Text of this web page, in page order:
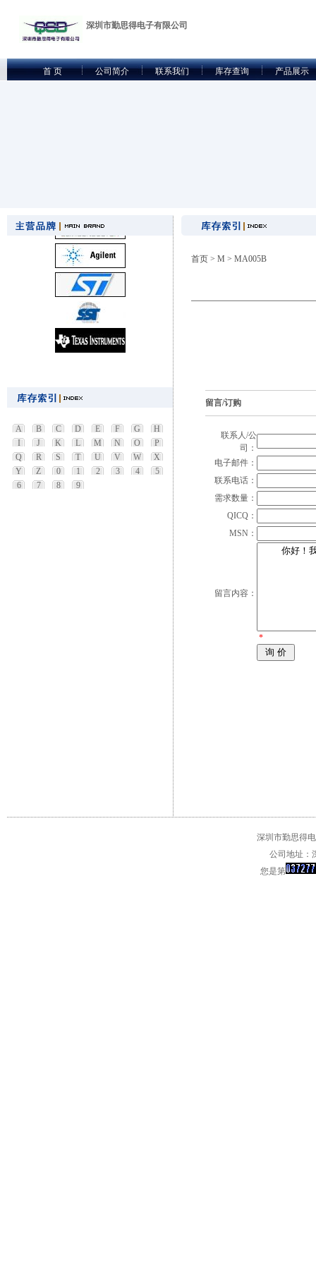
深圳市勤思得电子有限公司
首 页 公司简介 联系我们 库存查询 产品展示
A B C D E F G
H
I
J K L M N O
P
Q
R S T U V W
X
Y
Z 0 1 2 3 4
5
6
7 8 9
首页 > M > MA005B
留言/订购
联系人/公
司：
电子邮件：
联系电话：
需求数量：
QICQ：
MSN：
留言内容：
*
深圳市勤思得
公司地址：
您是第